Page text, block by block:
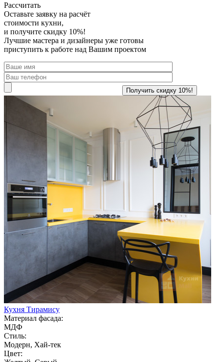
Рассчитать
Оставьте заявку на расчёт
стоимости кухни,
и получите скидку 10%!
Лучшие мастера и дизайнеры уже готовы
приступить к работе над Вашим проектом
Кухня Тирамису
Материал фасада:
МДФ
Стиль:
Модерн, Хай-тек
Цвет: